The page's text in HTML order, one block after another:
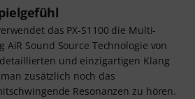
das PX-S1100 die Multi-
Sound Source Technologie von
und einzigartigen Klang
zusätzlich noch das
Resonanzen zu hören.